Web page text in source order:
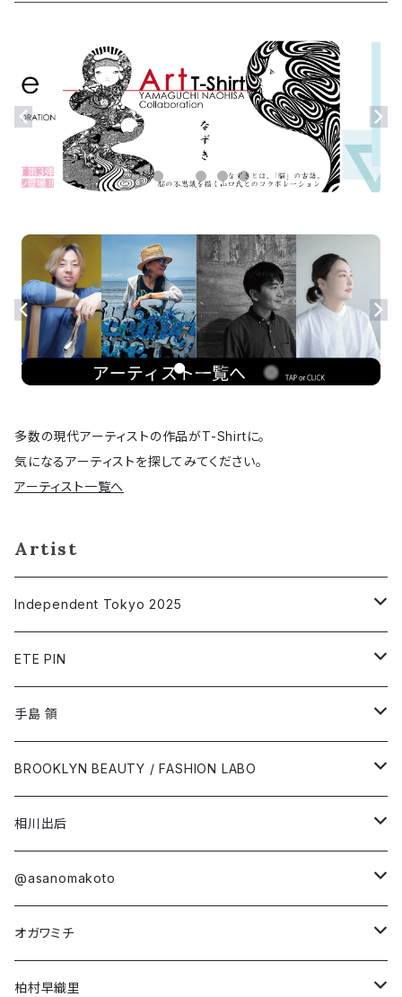
多数の現代アーティストの作品がT-Shirtに。
気になるアーティストを探してみてください。
アーティスト一覧へ
Artist
Independent Tokyo 2025
相川出后
@asanomakoto
オガワミチ
柏村早織里
金森まさき
川崎未結
けいみず
ETE PIN
Short Sleeve T-shirt
Long Sleeve T-shirt
手島 領
Short Sleeve T-shirt
Long Sleeve T-shirt
第4弾コラボ
「NEO(n) YEAR -unicorn-」
「Dream in Rose」
第3弾コラボ
「Run! Boy Run!」
第2弾コラボ
BROOKLYN BEAUTY / FASHION LABO
Short Sleeve T-shirt
Long Sleeve T-shirt
Damien Olsen Berdichevsky
Dario Mohr
相川出后
Short Sleeve T-shirt
Long Sleeve T-shirt
@asanomakoto
Short Sleeve T-shirt
Long Sleeve T-shirt
オガワミチ
Short Sleeve T-shirt
柏村早織里